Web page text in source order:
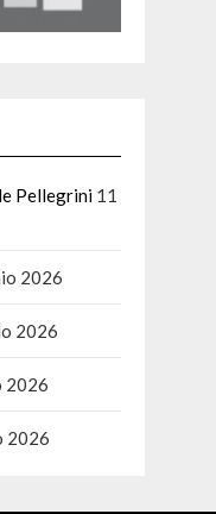
Pellegrini 11
2026
2026
2026
2026